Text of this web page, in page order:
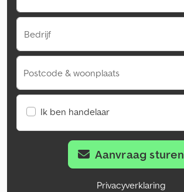
Bedrijf
Postcode & woonplaats
Ik ben handelaar
Aanvraag sturen
Privacyverklaring